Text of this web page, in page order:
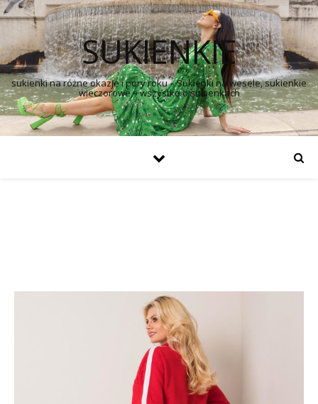
SUKIENKIE
sukienki na różne okazje i pory roku – Sukienki na wesele, sukienkie
wieczorowe – wszystko o sukienkach